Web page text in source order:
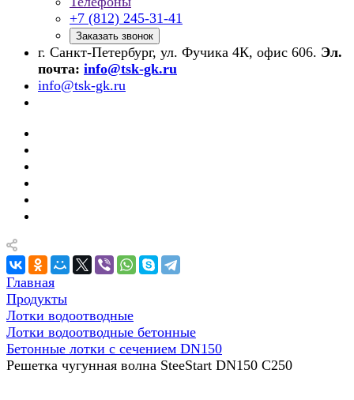
+7 (812) 245-31-41
Заказать звонок
г. Санкт-Петербург, ул. Фучика 4К, офис 606. Эл.
почта: info@tsk-gk.ru
info@tsk-gk.ru
Главная
Продукты
Лотки водоотводные
Лотки водоотводные бетонные
Бетонные лотки с сечением DN150
Решетка чугунная волна SteeStart DN150 C250